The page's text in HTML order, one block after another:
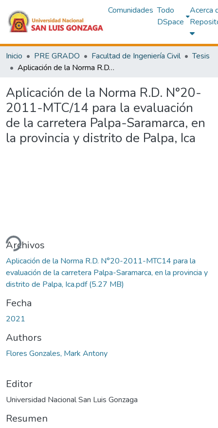
Comunidades Todo
DSpace
Acerca
Inicio PRE GRADO Facultad de Ingeniería Civil
Tesis
Aplicación de la Norma R.D. N°20-2011-MTC/14 para la evaluación de la carretera Palpa-Saramarca, en la provincia y distrito de Palpa, Ica
Aplicación de la Norma R.D. N°20-
2011-MTC/14 para la evaluación
de la carretera Palpa-Saramarca, en
la provincia y distrito de Palpa, Ica
Archivos
Aplicación de la Norma R.D. N°20-2011-MTC14 para la
evaluación de la carretera Palpa-Saramarca, en la provincia y
distrito de Palpa, Ica.pdf(5.27 MB)
Fecha
2021
Authors
Flores Gonzales, Mark Antony
Editor
Universidad Nacional San Luis Gonzaga
Resumen